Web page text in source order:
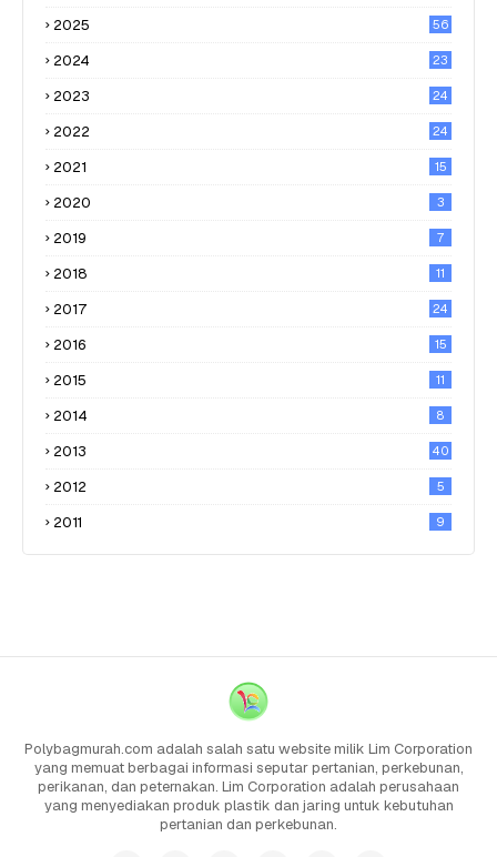
2025 56
2024 23
2023 24
2022 24
2021 15
2020 3
2019 7
2018 11
2017 24
2016 15
2015 11
2014 8
2013 40
2012 5
2011 9
Polybagmurah.com adalah salah satu website milik Lim Corporation
yang memuat berbagai informasi seputar pertanian, perkebunan,
perikanan, dan peternakan. Lim Corporation adalah perusahaan
yang menyediakan produk plastik dan jaring untuk kebutuhan
pertanian dan perkebunan.